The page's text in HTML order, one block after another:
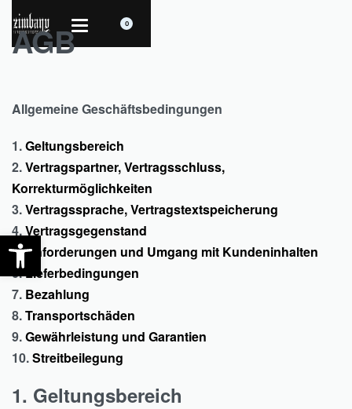
0
AGB
Allgemeine Geschäftsbedingungen
1.Geltungsbereich
2.Vertragspartner, Vertragsschluss,
Korrekturmöglichkeiten
3.Vertragssprache, Vertragstextspeicherung
4.Vertragsgegenstand
5.Anforderungen und Umgang mit Kundeninhalten
6.Lieferbedingungen
7. Bezahlung
8.Transportschäden
9.Gewährleistung und Garantien
10.Streitbeilegung
1. Geltungsbereich
Open toolbar